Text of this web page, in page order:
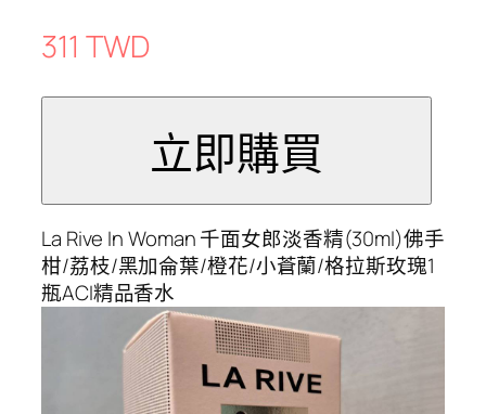
311 TWD
La Rive In Woman 千面女郎淡香精(30ml)佛手
柑/荔枝/黑加侖葉/橙花/小蒼蘭/格拉斯玫瑰1
瓶ACI精品香水